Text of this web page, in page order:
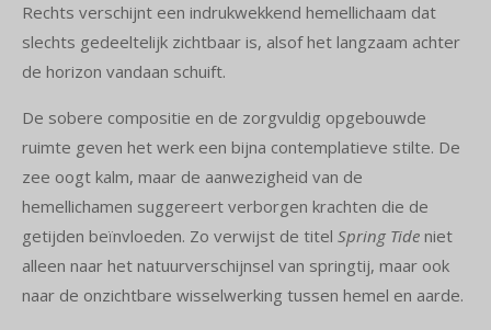
Rechts verschijnt een indrukwekkend hemellichaam dat
slechts gedeeltelijk zichtbaar is, alsof het langzaam achter
de horizon vandaan schuift.
De sobere compositie en de zorgvuldig opgebouwde
ruimte geven het werk een bijna contemplatieve stilte. De
zee oogt kalm, maar de aanwezigheid van de
hemellichamen suggereert verborgen krachten die de
getijden beïnvloeden. Zo verwijst de titel Spring Tide niet
alleen naar het natuurverschijnsel van springtij, maar ook
naar de onzichtbare wisselwerking tussen hemel en aarde.